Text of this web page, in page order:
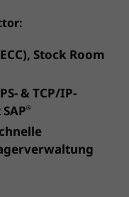
Stock Room
& TCP/IP-
®